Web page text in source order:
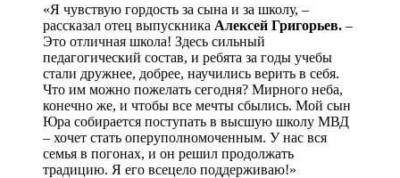
«Я чувствую гордость за сына и за школу, –
рассказал отец выпускника Алексей Григорьев. –
Это отличная школа! Здесь сильный
педагогический состав, и ребята за годы учебы
стали дружнее, добрее, научились верить в себя.
Что им можно пожелать сегодня? Мирного неба,
конечно же, и чтобы все мечты сбылись. Мой сын
Юра собирается поступать в высшую школу МВД
– хочет стать оперуполномоченным. У нас вся
семья в погонах, и он решил продолжать
традицию. Я его всецело поддерживаю!»